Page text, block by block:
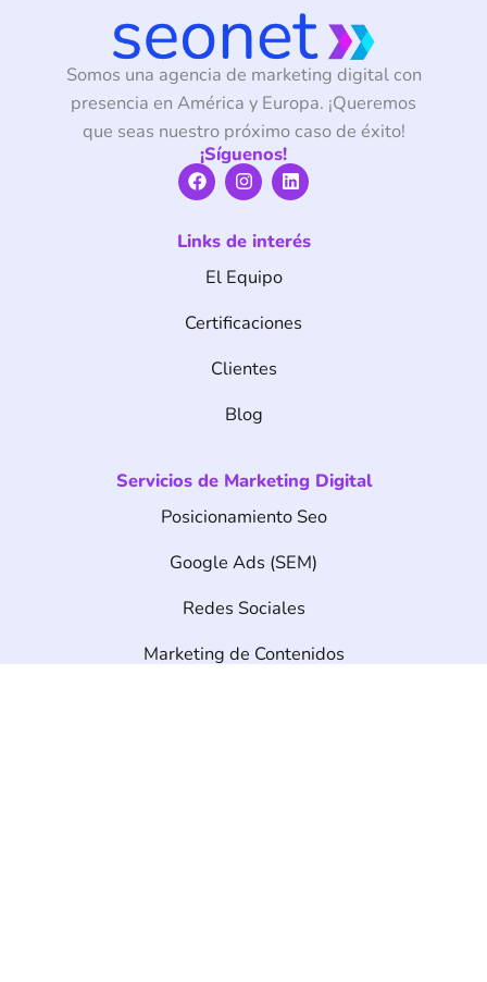
Somos una agencia de marketing digital con
presencia en América y Europa. ¡Queremos
que seas nuestro próximo caso de éxito!
¡Síguenos!
F
a
c
b
I
n
s
a
r
m
L
i
n
e
Links de interés
El Equipo
Certificaciones
Clientes
Blog
Servicios de Marketing Digital
Posicionamiento Seo
Google Ads (SEM)
Redes Sociales
Marketing de Contenidos